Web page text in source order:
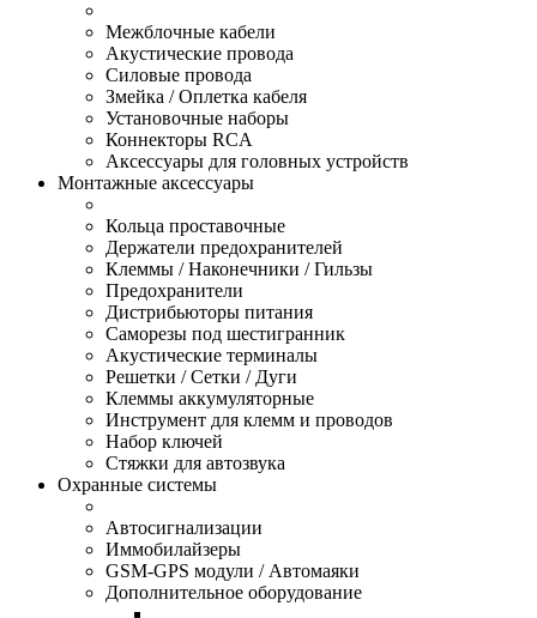
Межблочные кабели
Акустические провода
Силовые провода
Змейка / Оплетка кабеля
Установочные наборы
Коннекторы RCA
Аксессуары для головных устройств
Монтажные аксессуары
Кольца проставочные
Держатели предохранителей
Клеммы / Наконечники / Гильзы
Предохранители
Дистрибьюторы питания
Саморезы под шестигранник
Акустические терминалы
Решетки / Сетки / Дуги
Клеммы аккумуляторные
Инструмент для клемм и проводов
Набор ключей
Стяжки для автозвука
Охранные системы
Автосигнализации
Иммобилайзеры
GSM-GPS модули / Автомаяки
Дополнительное оборудование